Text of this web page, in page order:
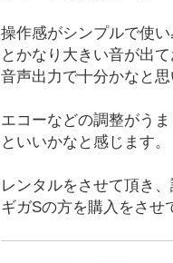
操作感がシンプルで使
とかなり大きい音が出
音声出力で十分かなと
エコーなどの調整がう
といいかなと感じます。
レンタルをさせて頂き
ギガSの方を購入をさせ